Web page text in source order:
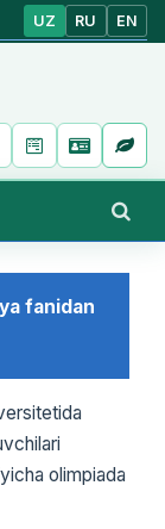
UZ RU EN
fanidan
olimpiada